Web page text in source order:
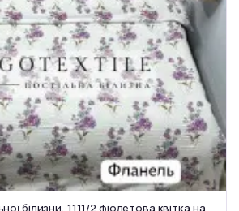
білизни, 1111/2 фіолетова квітка на